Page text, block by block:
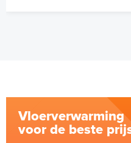
Vloerverwarming
voor de beste